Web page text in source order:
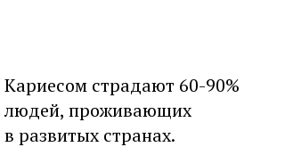
Кариесом страдают 60-90%
людей, проживающих
в развитых странах.